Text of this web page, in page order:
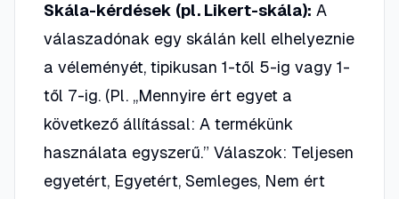
Skála-kérdések (pl. Likert-skála): A
válaszadónak egy skálán kell elhelyeznie
a véleményét, tipikusan 1-től 5-ig vagy 1-
től 7-ig. (Pl. „Mennyire ért egyet a
következő állítással: A termékünk
használata egyszerű.” Válaszok: Teljesen
egyetért, Egyetért, Semleges, Nem ért